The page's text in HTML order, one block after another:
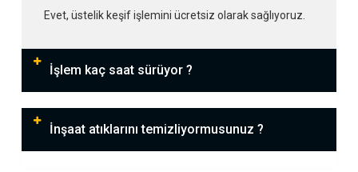
Evet, üstelik keşif işlemini ücretsiz olarak sağlıyoruz.
İşlem kaç saat sürüyor ?
İnşaat atıklarını temizliyormusunuz ?